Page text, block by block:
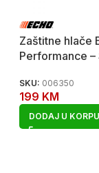
Zaštitne hlače
Performance –
SKU: 006350
199 KM
DODAJ U KORPU